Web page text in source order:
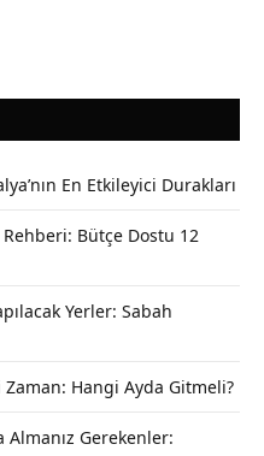
En Etkileyici Durakları
Bütçe Dostu 12
Yerler: Sabah
Hangi Ayda Gitmeli?
Almanız Gerekenler: